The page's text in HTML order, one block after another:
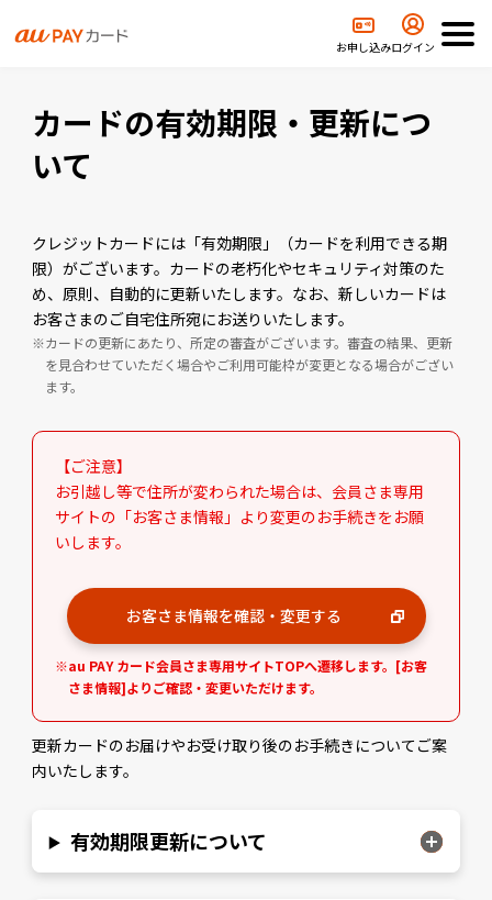
お申し込みログイン
ート 困ったときの対処方法 カードの有効期限・更新について
カードの有効期限・更新につ
いて
クレジットカードには「有効期限」（カードを利用できる期
限）がございます。カードの老朽化やセキュリティ対策のた
め、原則、自動的に更新いたします。なお、新しいカードは
お客さまのご自宅住所宛にお送りいたします。
カードの更新にあたり、所定の審査がございます。審査の結果、更新
を見合わせていただく場合やご利用可能枠が変更となる場合がござい
ます。
【ご注意】
お引越し等で住所が変わられた場合は、会員さま専用
サイトの「お客さま情報」より変更のお手続きをお願
いします。
お客さま情報を確認・変更する
au PAY カード会員さま専用サイトTOPへ遷移します。[お客
さま情報]よりご確認・変更いただけます。
更新カードのお届けやお受け取り後のお手続きについてご案
内いたします。
有効期限更新について